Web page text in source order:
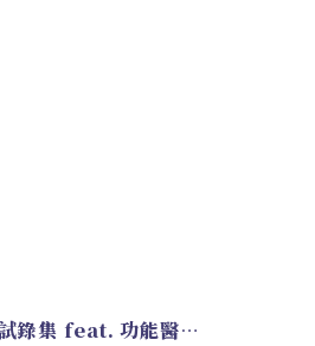
EP.220 好久不見！2026 試錄集 feat. 功能醫學營養師 美寶